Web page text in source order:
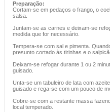
Preparação:
Cortam-se em pedaços o frango, o
salsa.
Juntam-se as carnes e deixam-se
medida que for necessário.
Tempera-se com sal e pimenta.
presunto cortado às tirinhas e o
Deixam-se refogar durante 1 ou 2
guisado.
Unta-se um tabuleiro de lata com
guisado e rega-se com um pouco de
Cobre-se com a restante massa
local temperado.